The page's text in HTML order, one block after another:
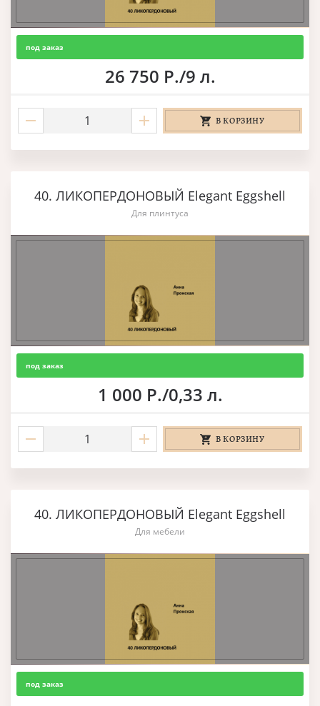
под заказ
26 750 Р./9 л.
В КОРЗИНУ
40. ЛИКОПЕРДОНОВЫЙ Elegant Eggshell
Для плинтуса
под заказ
1 000 Р./0,33 л.
В КОРЗИНУ
40. ЛИКОПЕРДОНОВЫЙ Elegant Eggshell
Для мебели
под заказ